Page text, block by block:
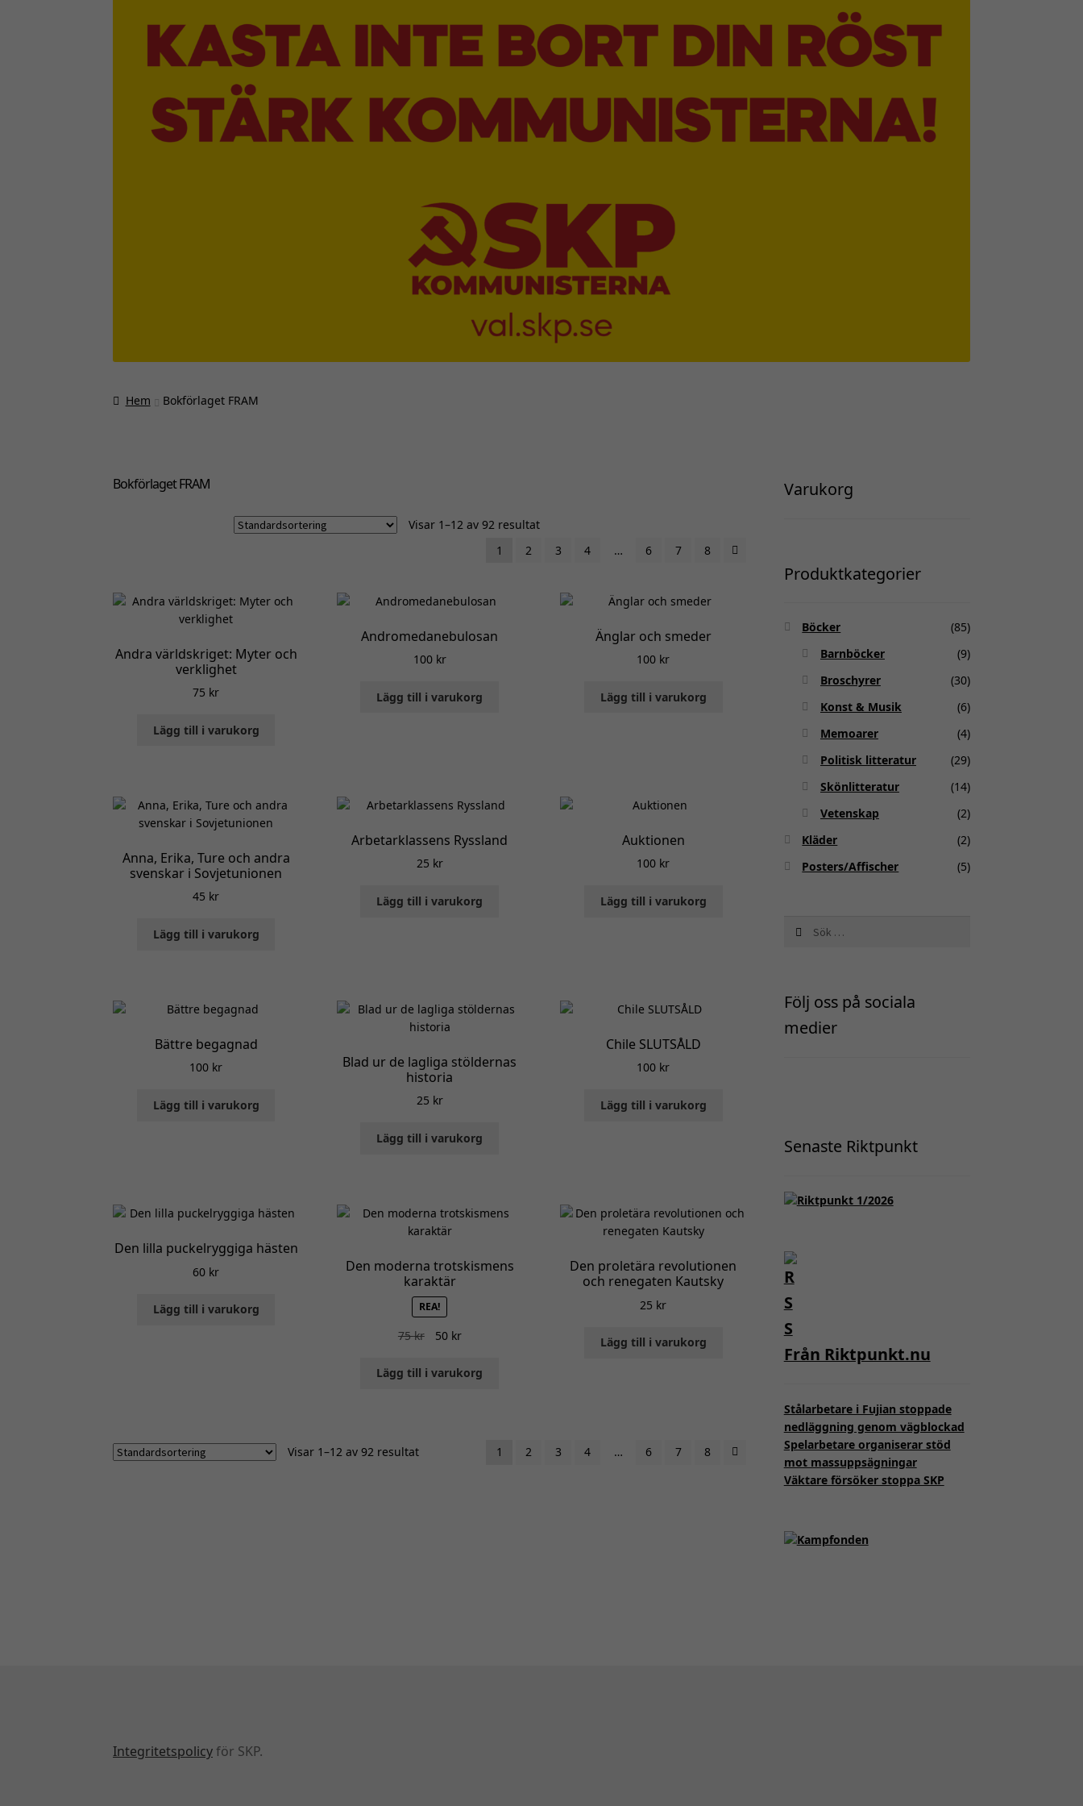
Hem Bokförlaget FRAM
Bokförlaget FRAM
Visar 1–12 av 92 resultat
1
2 3 4 … 6 7 8
Andra världskriget: Myter och
verklighet
75 kr
Lägg till i varukorg
Andromedanebulosan
100 kr
Lägg till i varukorg
Änglar och smeder
100 kr
Lägg till i varukorg
Anna, Erika, Ture och andra
svenskar i Sovjetunionen
45 kr
Lägg till i varukorg
Arbetarklassens Ryssland
25 kr
Lägg till i varukorg
Auktionen
100 kr
Lägg till i varukorg
Bättre begagnad
100 kr
Lägg till i varukorg
Blad ur de lagliga stöldernas
historia
25 kr
Lägg till i varukorg
Chile SLUTSÅLD
100 kr
Lägg till i varukorg
Den lilla puckelryggiga hästen
60 kr
Lägg till i varukorg
Den moderna trotskismens
karaktär
REA!
75kr
Det
priset
50 krDet
priset
Lägg till i varukorg
Den proletära revolutionen
och renegaten Kautsky
25 kr
Lägg till i varukorg
Visar 1–12 av 92 resultat 1 2 3 4 … 6 7 8
Varukorg
Produktkategorier
Böcker
(85)
Barnböcker
(9)
Broschyrer
(30)
Konst & Musik
(6)
Memoarer
(4)
Politisk litteratur
(29)
Skönlitteratur
(14)
Vetenskap
(2)
Kläder
(2)
Posters/Affischer
(5)
efter:
Följ oss på sociala
medier
Senaste Riktpunkt
Från Riktpunkt.nu
Stålarbetare i Fujian stoppade
nedläggning genom vägblockad
Spelarbetare organiserar stöd
mot massuppsägningar
Väktare försöker stoppa SKP
Integritetspolicyför SKP.